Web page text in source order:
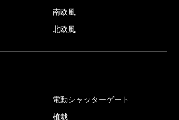
南欧風
北欧風
電動シャッターゲート
植栽